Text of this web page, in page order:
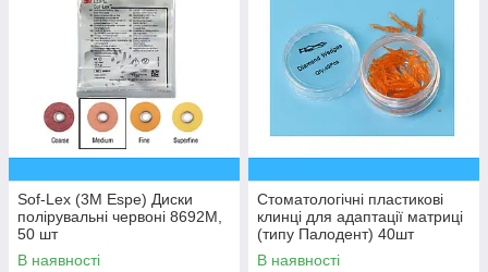
Sof-Lex (3M Espe) Диски
полірувальні червоні 8692M,
50 шт
В наявності
Стоматологічні пластикові
клинці для адаптації матриці
(типу Палодент) 40шт
Оранжеві
В наявності